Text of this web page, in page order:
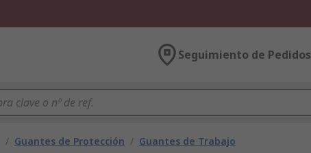
Seguimiento de Pedidos
/ Guantes de Protección / Guantes de Trabajo